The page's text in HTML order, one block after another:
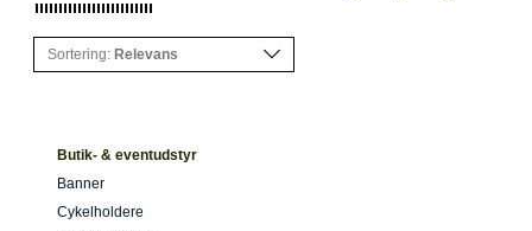
Sortering: Relevans
Butik- & eventudstyr
Banner
Cykelholdere